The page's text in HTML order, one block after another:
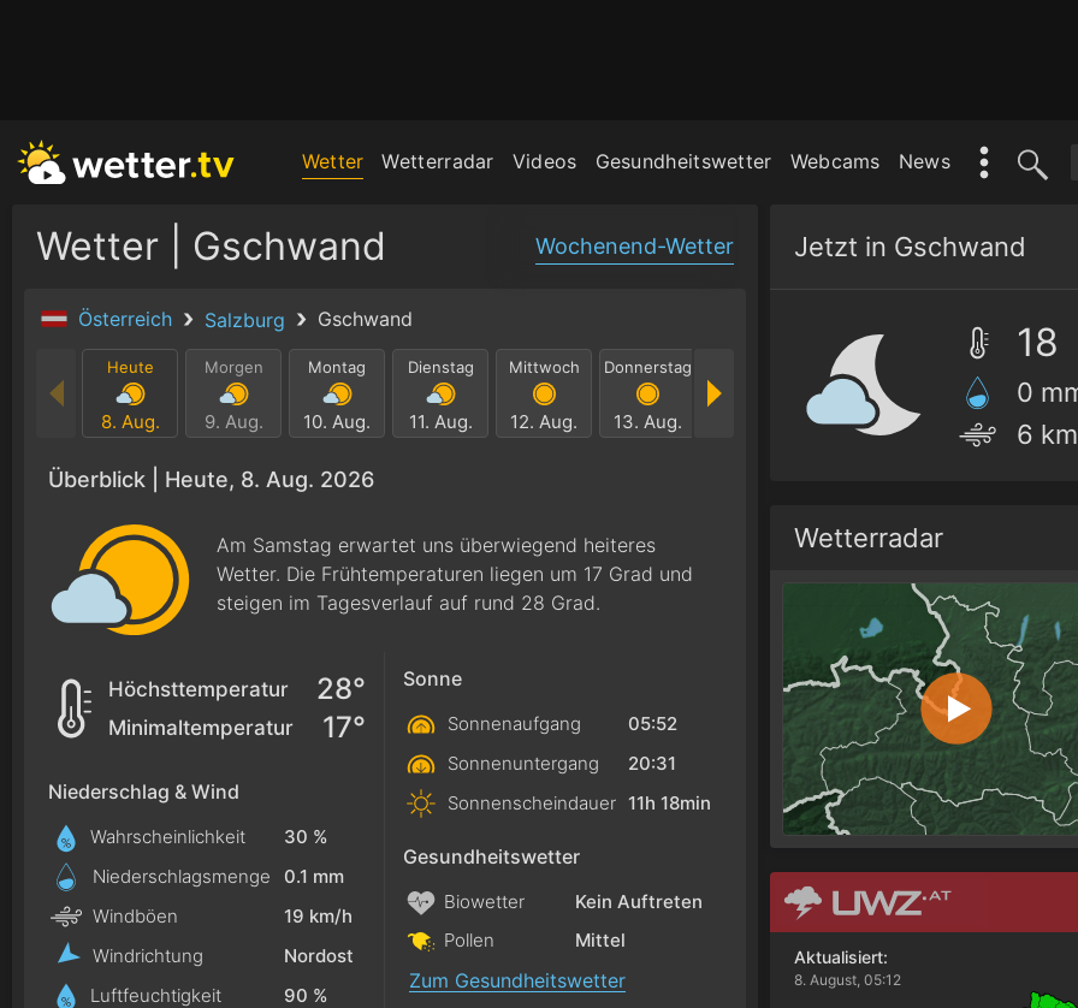
Wetter Wetterradar Videos Gesundheitswetter Webcams News
Wetter | Gschwand Wochenend-Wetter
Österreich Salzburg Gschwand
Heute
8. Aug.
Morgen
9. Aug.
Montag
10. Aug.
Dienstag
11. Aug.
Mittwoch
12. Aug.
Donnerstag
13. Aug.
Samstag
15. Aug. 16. Aug. 17.
Überblick | Heute, 8. Aug. 2026
Am Samstag erwartet uns überwiegend heiteres
Wetter. Die Frühtemperaturen liegen um 17 Grad und
steigen im Tagesverlauf auf rund 28 Grad.
Höchsttemperatur 28°
Minimaltemperatur 17°
Niederschlag & Wind
Wahrscheinlichkeit
30 %
Niederschlagsmenge
0.1 mm
Windböen
19 km/h
Windrichtung
Nordost
Luftfeuchtigkeit
90 %
Sonne
Sonnenaufgang
05:52
Sonnenuntergang
20:31
Sonnenscheindauer 11h 18min
Gesundheitswetter
Biowetter
Kein Auftreten
Pollen
Mittel
Zum Gesundheitswetter
Jetzt in Gschwand
18
0
6
Wetterradar
Aktualisiert:
8. August, 05:12